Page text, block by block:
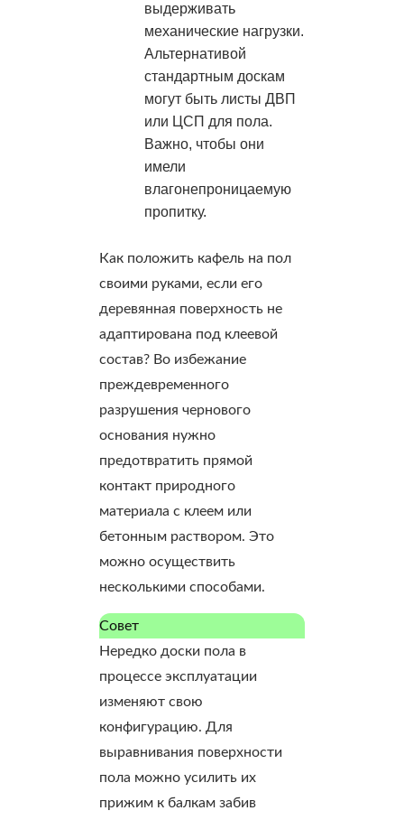
выдерживать
механические нагрузки.
Альтернативой
стандартным доскам
могут быть листы ДВП
или ЦСП для пола.
Важно, чтобы они
имели
влагонепроницаемую
пропитку.
Как положить кафель на пол
своими руками, если его
деревянная поверхность не
адаптирована под клеевой
состав? Во избежание
преждевременного
разрушения чернового
основания нужно
предотвратить прямой
контакт природного
материала с клеем или
бетонным раствором. Это
можно осуществить
несколькими способами.
Совет
Нередко доски пола в
процессе эксплуатации
изменяют свою
конфигурацию. Для
выравнивания поверхности
пола можно усилить их
прижим к балкам забив